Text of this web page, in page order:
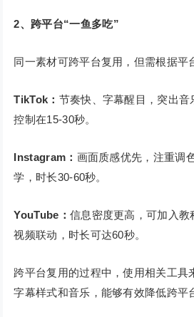
2、跨平台“一鱼多吃”
同一素材可跨平台复用，但需根据平
TikTok ： 节奏快、字幕醒目，突出音
控制在15-30秒。
Instagram ： 画面质感优先，注重调
学，时长30-60秒。
YouTube ： 信息密度更高，可加入教
视频联动，时长可达60秒。
跨平台复用的过程中，使用相关工具
字幕样式和音乐，能够有效降低跨平